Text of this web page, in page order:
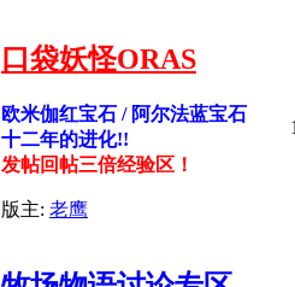
口袋妖怪ORAS
欧米伽红宝石 / 阿尔法蓝宝石
十二年的进化!!
发帖回帖三倍经验区！
版主: 老鹰